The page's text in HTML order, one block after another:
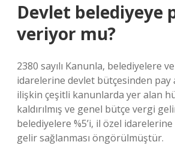
Devlet belediyeye
veriyor mu?
2380 sayılı Kanunla, belediyelere
idarelerine devlet bütçesinden pay
ilişkin çeşitli kanunlarda yer alan
kaldırılmış ve genel bütçe vergi
belediyelere %5’i, il özel idarelerine
gelir sağlanması öngörülmüştür.